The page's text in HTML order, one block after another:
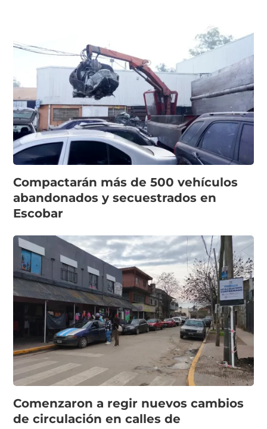
Compactarán más de 500 vehículos
abandonados y secuestrados en
Escobar
Comenzaron a regir nuevos cambios
de circulación en calles de